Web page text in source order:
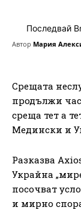
Последвай
Автор Мария
Срещата
продължи
среща тет а
Медински и
Разказва
Украйна
посочват
и мирно